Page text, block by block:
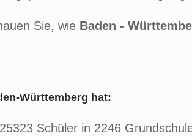
Sie, wie Baden -
Württemberg hat:
Schüler in 2246